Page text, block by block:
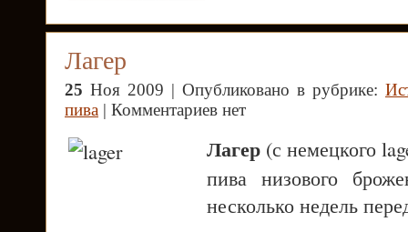
Лагер
25 Ноя 2009 | Опубликовано в рубрике:
пива | Комментариев нет
Лагер (с немецкого
пива низового
несколько недель